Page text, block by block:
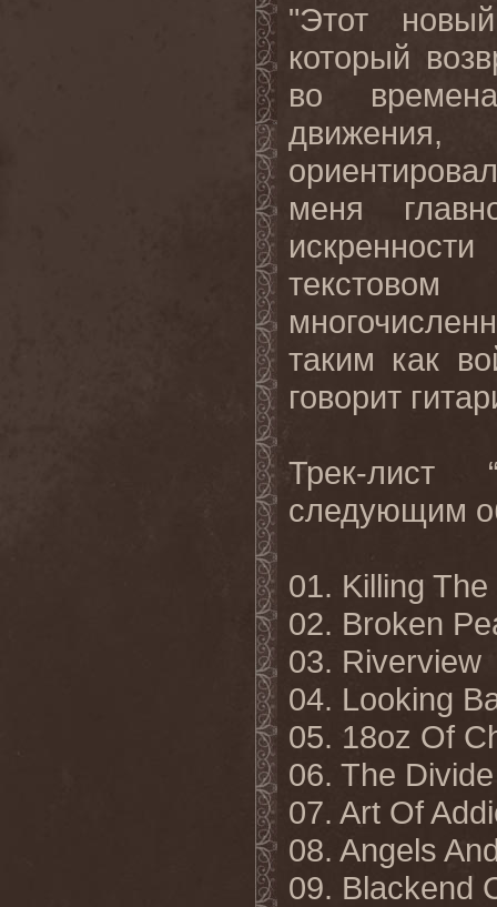
"Этот
который
во
меня
таким как
говорит
Трек-лист
следующим
01. Killing
02. Broken
03. Riverview
04. Looking
05. 18oz Of
06. The Divide
07. Art Of
08. Angels
09. Blackend